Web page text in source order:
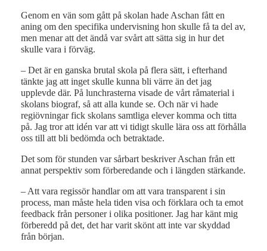
Genom en vän som gått på skolan hade Aschan fått en
aning om den specifika undervisning hon skulle få ta del av,
men menar att det ändå var svårt att sätta sig in hur det
skulle vara i förväg.
– Det är en ganska brutal skola på flera sätt, i efterhand
tänkte jag att inget skulle kunna bli värre än det jag
upplevde där. På lunchrasterna visade de vårt råmaterial i
skolans biograf, så att alla kunde se. Och när vi hade
regiövningar fick skolans samtliga elever komma och titta
på. Jag tror att idén var att vi tidigt skulle lära oss att förhålla
oss till att bli bedömda och betraktade.
Det som för stunden var sårbart beskriver Aschan från ett
annat perspektiv som förberedande och i längden stärkande.
– Att vara regissör handlar om att vara transparent i sin
process, man måste hela tiden visa och förklara och ta emot
feedback från personer i olika positioner. Jag har känt mig
förberedd på det, det har varit skönt att inte var skyddad
från början.